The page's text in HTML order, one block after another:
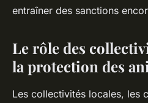
entraîner des sanctions
Le rôle des
la protection des
Les collectivités locales, les